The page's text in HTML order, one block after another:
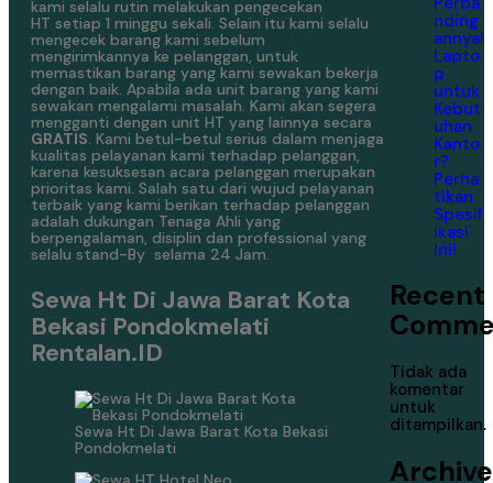
kami selalu rutin melakukan pengecekan
HT setiap 1 minggu sekali. Selain itu kami selalu
mengecek barang kami sebelum
mengirimkannya ke pelanggan, untuk
memastikan barang yang kami sewakan bekerja
dengan baik. Apabila ada unit barang yang kami
sewakan mengalami masalah. Kami akan segera
mengganti dengan unit HT yang lainnya secara
GRATIS. Kami betul-betul serius dalam menjaga
kualitas pelayanan kami terhadap pelanggan,
karena kesuksesan acara pelanggan merupakan
prioritas kami. Salah satu dari wujud pelayanan
terbaik yang kami berikan terhadap pelanggan
adalah dukungan Tenaga Ahli yang
berpengalaman, disiplin dan professional yang
selalu stand-By selama 24 Jam.
Sewa Ht Di Jawa Barat Kota
Bekasi Pondokmelati
Rentalan.ID
Sewa Ht Di Jawa Barat Kota Bekasi
Pondokmelati
nding
annya!
Lapto
p
untuk
Kebut
uhan
Kanto
r?
Perha
tikan
Spesif
ikasi
Ini!
Recent
Tidak ada
komentar
untuk
ditampilkan.